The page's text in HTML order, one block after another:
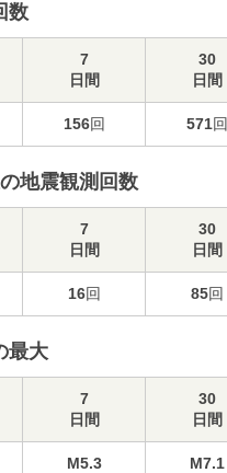
数
7
日間
30
日間
156回 571回
地震観測回数
7
日間
30
日間
16回 85回
最大
7
日間
30
日間
M5.3
M7.1